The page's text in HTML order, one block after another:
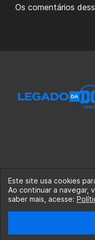
Os comentários
© 2020-2026
Este site usa cookies
Ao continuar a navegar,
saber mais, acesse: